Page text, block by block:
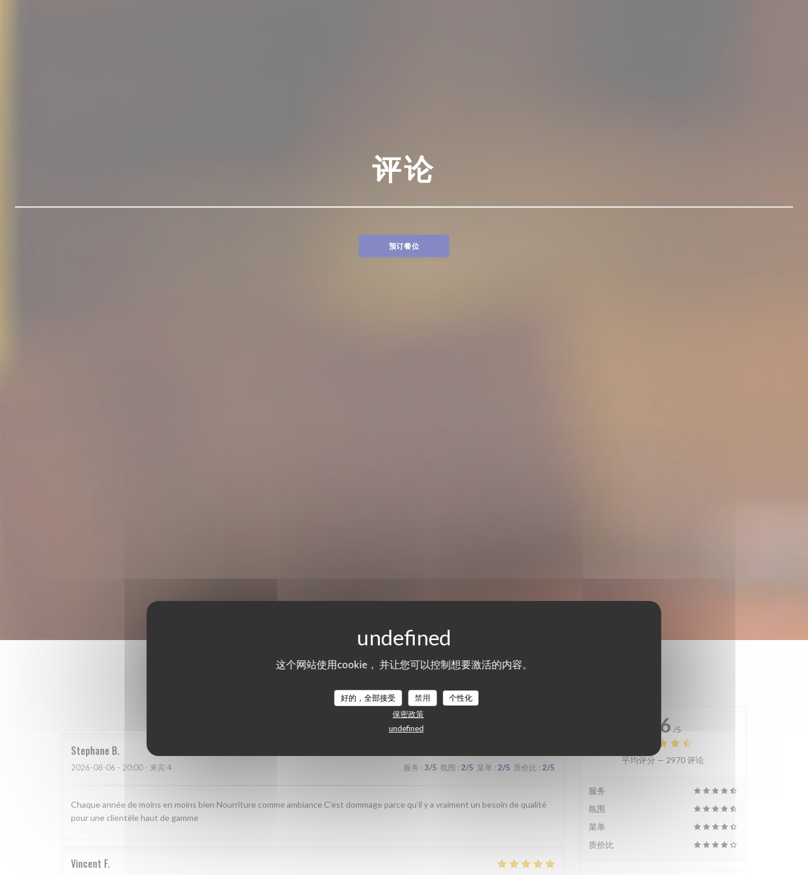
这个网站使用cookie， 并让您可以控制想要激活的内容。
好的，全部接受 禁用
个性化
保密政策
undefined
评论
预订餐位
我们的顾客评分
Stephane B
2026-08-06 - 20:00 - 来宾 4 服务 : 3/5 氛围 : 2/5 菜单 : 2/5 质价比 : 2/5
Chaque année de moins en moins bien Nourriture comme ambiance C’est dommage parce qu’il y a vraiment un besoin de qualité
pour une clientèle haut de gamme
Vincent F
4.6 /5
平均评分 — 2970 评论
服务
氛围
菜单
质价比